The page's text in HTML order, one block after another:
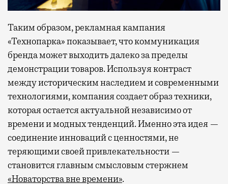
Таким образом, рекламная кампания
«Технопарка» показывает, что коммуникация
бренда может выходить далеко за пределы
демонстрации товаров. Используя контраст
между историческим наследием и современными
технологиями, компания создает образ техники,
которая остается актуальной независимо от
времени и модных тенденций. Именно эта идея —
соединение инноваций с ценностями, не
теряющими своей привлекательности —
становится главным смысловым стержнем
«Новаторства вне времени».